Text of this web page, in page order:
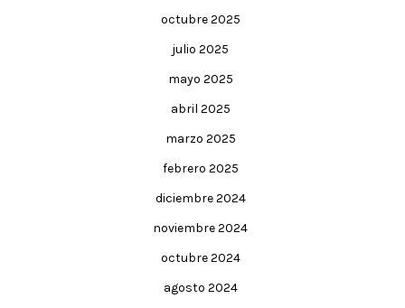
octubre 2025
julio 2025
mayo 2025
abril 2025
marzo 2025
febrero 2025
diciembre 2024
noviembre 2024
octubre 2024
agosto 2024